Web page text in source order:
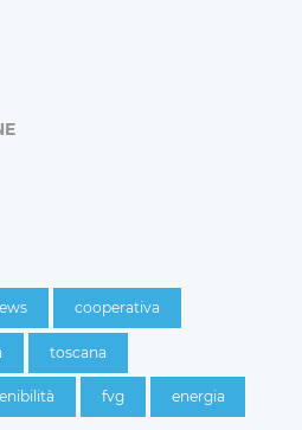
cooperativa
toscana
fvg energia